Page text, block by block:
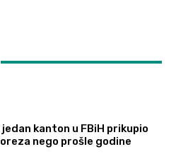
jedan kanton u FBiH prikupio
nego prošle godine